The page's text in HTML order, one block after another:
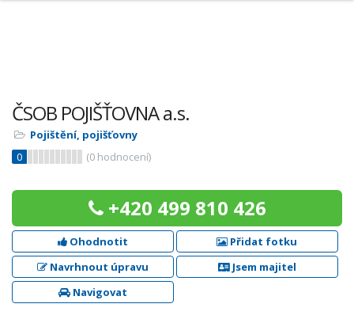
ČSOB POJIŠŤOVNA a.s.
Pojištění, pojišťovny
0
(0 hodnocení)
+420 499 810 426
Ohodnotit
Přidat fotku
Navrhnout úpravu
Jsem majitel
Navigovat